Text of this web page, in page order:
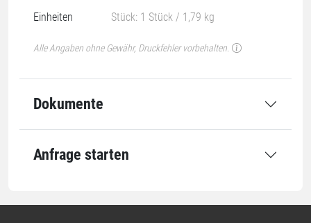
Einheiten
Stück: 1 Stück / 1,79 kg
Alle Angaben ohne Gewähr, Druckfehler vorbehalten.
Dokumente
Anfrage starten